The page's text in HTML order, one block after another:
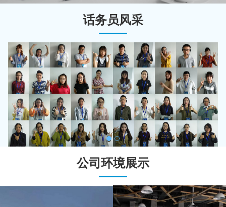
话务员风采
公司环境展示
办公大楼 培训室